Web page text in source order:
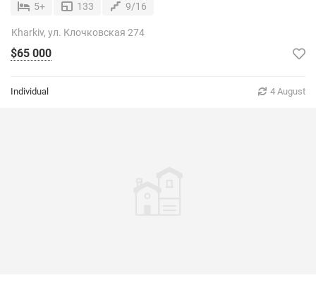
5+ 133 9/16
Kharkiv, ул. Клочковская 274
$65 000
Individual 4 August